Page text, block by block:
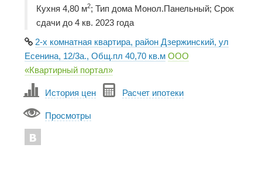
Кухня 4,80 м2; Тип дома Монол.Панельный; Срок
сдачи до 4 кв. 2023 года
2-х комнатная квартира, район Дзержинский, ул
Есенина, 12/3а., Общ.пл 40,70 кв.м ООО
«Квартирный портал»
История цен Расчет ипотеки
Просмотры